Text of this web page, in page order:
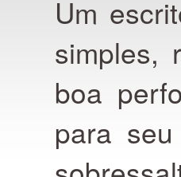
Um
simples,
boa
para